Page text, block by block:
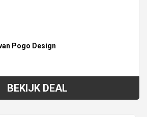
Pogo Design
BEKIJK DEAL